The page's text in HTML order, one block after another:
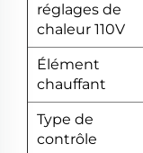
réglages de
chaleur 110V
Élément
chauffant
Type de
contrôle